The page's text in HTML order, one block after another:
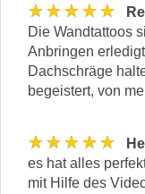
★★★★★
Die Wandtattoos
Anbringen
Dachschräge
begeistert, von
★★★★★
es hat alles
mit Hilfe des